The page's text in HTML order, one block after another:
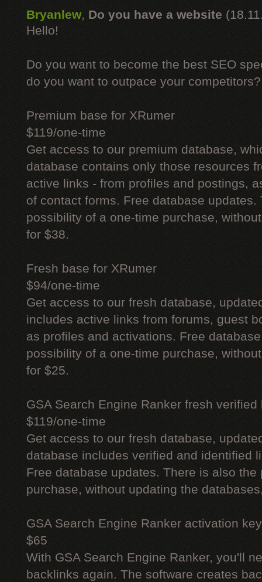
Bryanlew, Do you have a website
Hello!
Do you want to become the best SEO
do you want to outpace your competitors?
Premium base for XRumer
$119/one-time
Get access to our premium database,
database contains only those resources
active links - from profiles and postings,
of contact forms. Free database updates.
possibility of a one-time purchase,
for $38.
Fresh base for XRumer
$94/one-time
Get access to our fresh database,
includes active links from forums, guest
as profiles and activations. Free
possibility of a one-time purchase,
for $25.
GSA Search Engine Ranker fresh verified
$119/one-time
Get access to our fresh database,
database includes verified and identified
Free database updates. There is also
purchase, without updating the
GSA Search Engine Ranker activation key
$65
With GSA Search Engine Ranker, you'll
backlinks again. The software creates